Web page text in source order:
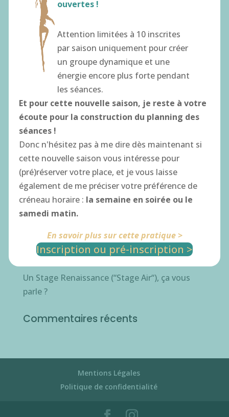
Stage « immersion et connexion : retrouvez-
vous ! » Prendre du temps pour découvrir votre
vraie nature avec 3 intervenants : Cécilia
(Kinésiologue), Jessica Joubert
(Hypnothérapeute) & David Besset
(Géobiologue) Méditation sonore pour lâcher
prise ;...
Next Entries »
Rechercher :
Articles récents
STAGE “De tes racines à tes ailes “
Inscription Célébration de la Femme
Inscription STAGE RENNAISSANCE
Un Stage Renaissance (“Stage Air“), ça vous
parle ?
Commentaires récents
Mentions Légales
Politique de confidentialité
ouvertes !
Attention limitées à 10 inscrites
par saison uniquement pour créer
un groupe dynamique et une
énergie encore plus forte pendant
les séances.
Et pour cette nouvelle saison, je reste à votre
écoute pour la construction du planning des
séances !
Donc n'hésitez pas à me dire dès maintenant si
cette nouvelle saison vous intéresse pour
(pré)réserver votre place, et je vous laisse
également de me préciser votre préférence de
créneau horaire : la semaine en soirée ou le
samedi matin.
En savoir plus sur cette pratique >
Inscription ou pré-inscription >